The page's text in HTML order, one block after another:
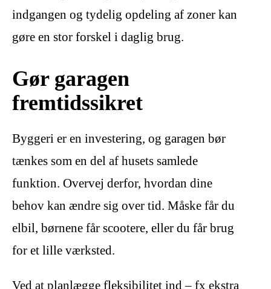
indgangen og tydelig opdeling af zoner kan
gøre en stor forskel i daglig brug.
Gør garagen
fremtidssikret
Byggeri er en investering, og garagen bør
tænkes som en del af husets samlede
funktion. Overvej derfor, hvordan dine
behov kan ændre sig over tid. Måske får du
elbil, børnene får scootere, eller du får brug
for et lille værksted.
Ved at planlægge fleksibilitet ind – fx ekstra